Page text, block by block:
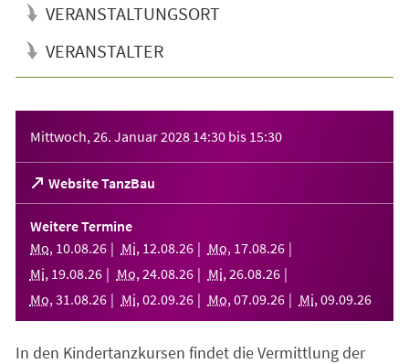
VERANSTALTUNGSORT
VERANSTALTER
Mittwoch, 26. Januar 2028 14:30 bis 15:30
Website TanzBau
(Öffnet
in
einem
neuen
Tab)
Weitere Termine
Mo, 10.08.26 Mi, 12.08.26 Mo, 17.08.26
Mi, 19.08.26 Mo, 24.08.26 Mi, 26.08.26
Mo, 31 .08.26 Mi, 02.09.26 Mo, 07.09.26 Mi, 09.09.26
In den Kindertanzkursen findet die Vermittlung der